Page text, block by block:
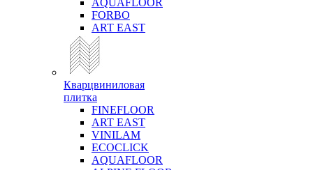
AQUAFLOOR
FORBO
ART EAST
Кварцвиниловая
плитка
FINEFLOOR
ART EAST
VINILAM
ECOCLICK
AQUAFLOOR